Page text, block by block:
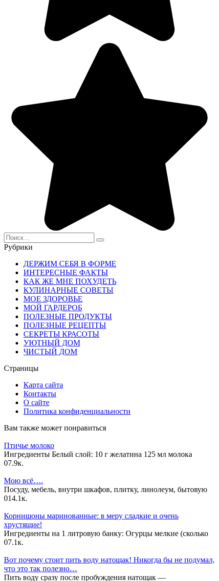
Search
for:
Рубрики
ДЕРЖИМ СЕБЯ В ФОРМЕ
ИНТЕРЕСНЫЕ ФАКТЫ
КАК ЖЕ МНЕ ПОХУДЕТЬ
КУЛИНАРНЫЕ СОВЕТЫ
МОЕ ЗДОРОВЬЕ
МОЙ ГАРДЕРОБ
ПОЛЕЗНЫЕ ПРОДУКТЫ
ПОЛЕЗНЫЕ РЕЦЕПТЫ
СЕКРЕТЫ КРАСОТЫ
УЮТНЫЙ ДОМ
ЧИСТЫЙ ДОМ
Страницы
Карта сайта
Контакты
О сайте
Политика конфиденциальности
Вам также может понравиться
Птичье молоко
Ингредиенты Белый слой: 10 г желатина 125 мл молока
07.9к.
Мою всё….
Посуду, мебель, внутри шкафов, плитку, линолеум, бытовую
014.1к.
Корнишоны маринованные: в меру сладкие и очень
хрустящие!
Ингредиенты на 1 литровую банку: Огурцы мелкие (сколько
07.1к.
Вот почему стоит пить воду натощак! Никогда бы не подумал,
что это так полезно…
Пить воду сразу после пробуждения натощак —